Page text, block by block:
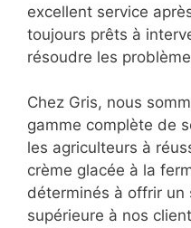
excellent service
toujours prêts à
résoudre les
Chez Gris, nous
gamme complète de
les agriculteurs à
crème glacée à la
déterminés à offrir un
supérieure à nos